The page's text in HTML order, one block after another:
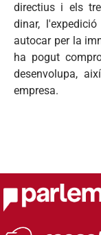
directius i els
dinar,
autocar per la
ha pogut
desenvolupa,
empresa.